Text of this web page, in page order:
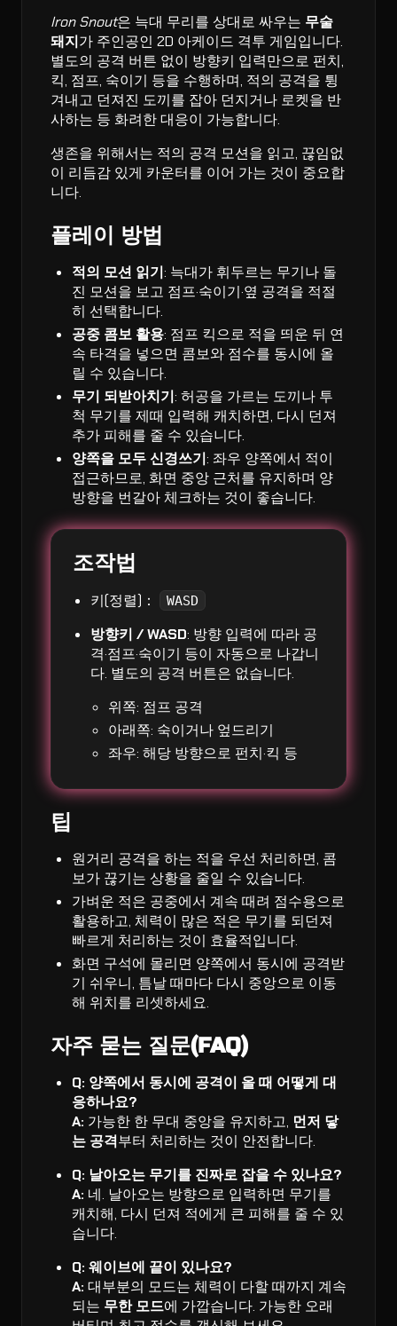
Iron Snout은 늑대 무리를 상대로 싸우는 무술
돼지가 주인공인 2D 아케이드 격투 게임입니다.
별도의 공격 버튼 없이 방향키 입력만으로 펀치,
킥, 점프, 숙이기 등을 수행하며, 적의 공격을 튕
겨내고 던져진 도끼를 잡아 던지거나 로켓을 반
사하는 등 화려한 대응이 가능합니다.
생존을 위해서는 적의 공격 모션을 읽고, 끊임없
이 리듬감 있게 카운터를 이어 가는 것이 중요합
니다.
플레이 방법
적의 모션 읽기: 늑대가 휘두르는 무기나 돌
진 모션을 보고 점프·숙이기·옆 공격을 적절
히 선택합니다.
공중 콤보 활용: 점프 킥으로 적을 띄운 뒤 연
속 타격을 넣으면 콤보와 점수를 동시에 올
릴 수 있습니다.
무기 되받아치기: 허공을 가르는 도끼나 투
척 무기를 제때 입력해 캐치하면, 다시 던져
추가 피해를 줄 수 있습니다.
양쪽을 모두 신경쓰기: 좌우 양쪽에서 적이
접근하므로, 화면 중앙 근처를 유지하며 양
방향을 번갈아 체크하는 것이 좋습니다.
조작법
키(정렬)： WASD
방향키 / WASD: 방향 입력에 따라 공
격·점프·숙이기 등이 자동으로 나갑니
다. 별도의 공격 버튼은 없습니다.
위쪽: 점프 공격
아래쪽: 숙이거나 엎드리기
좌우: 해당 방향으로 펀치·킥 등
팁
원거리 공격을 하는 적을 우선 처리하면, 콤
보가 끊기는 상황을 줄일 수 있습니다.
가벼운 적은 공중에서 계속 때려 점수용으로
활용하고, 체력이 많은 적은 무기를 되던져
빠르게 처리하는 것이 효율적입니다.
화면 구석에 몰리면 양쪽에서 동시에 공격받
기 쉬우니, 틈날 때마다 다시 중앙으로 이동
해 위치를 리셋하세요.
자주 묻는 질문(FAQ)
Q: 양쪽에서 동시에 공격이 올 때 어떻게 대
응하나요?
A: 가능한 한 무대 중앙을 유지하고, 먼저 닿
는 공격부터 처리하는 것이 안전합니다.
Q: 날아오는 무기를 진짜로 잡을 수 있나요?
A: 네. 날아오는 방향으로 입력하면 무기를
캐치해, 다시 던져 적에게 큰 피해를 줄 수 있
습니다.
Q: 웨이브에 끝이 있나요?
A: 대부분의 모드는 체력이 다할 때까지 계속
되는 무한 모드에 가깝습니다. 가능한 오래